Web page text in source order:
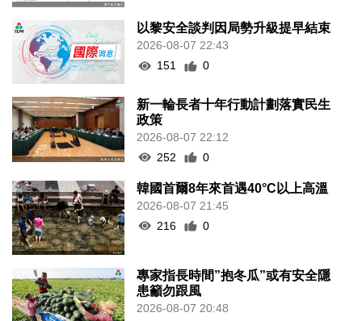
以黎安全談判因局勢升級提早結束
2026-08-07 22:43
151
0
新一輪長者十年行動計劃落實民生
政策
2026-08-07 22:12
252
0
韓國首爾8年來首遇40°C以上高溫
2026-08-07 21:45
216
0
專家指長時間”抱冬瓜”或有安全隱
患籲勿跟風
2026-08-07 20:48